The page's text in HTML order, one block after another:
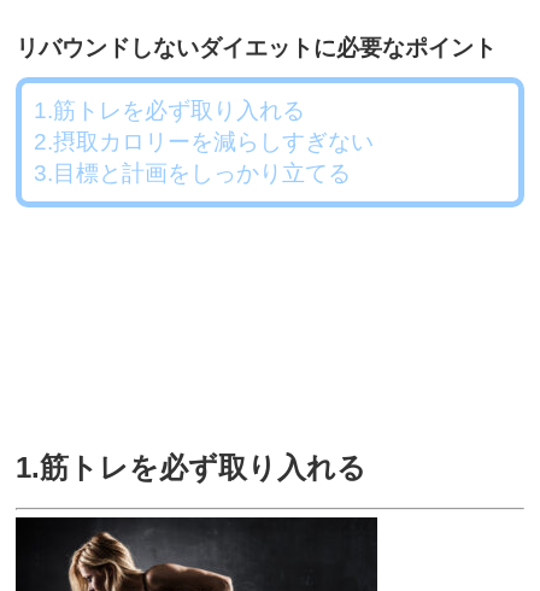
リバウンドしないダイエットに必要なポイント
1.筋トレを必ず取り入れる
2.摂取カロリーを減らしすぎない
3.目標と計画をしっかり立てる
1.筋トレを必ず取り入れる